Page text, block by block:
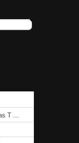
T ...